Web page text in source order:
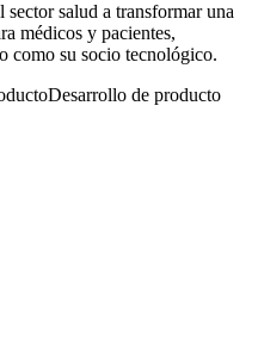
salud a transformar una
médicos y pacientes,
como su socio tecnológico.
Desarrollo de producto